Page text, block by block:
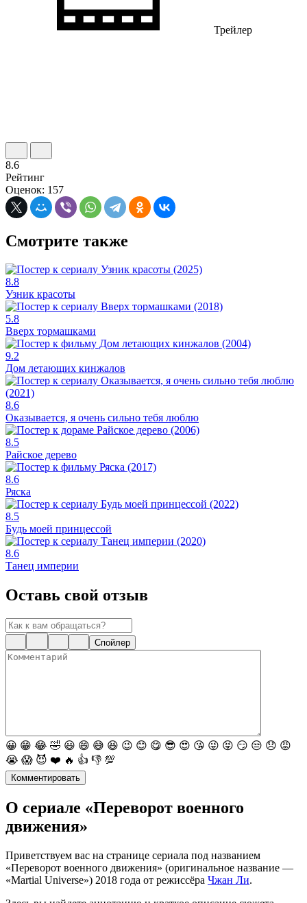
Трейлер
8.6
Рейтинг
Оценок: 157
Смотрите также
8.8
Узник красоты
5.8
Вверх тормашками
9.2
Дом летающих кинжалов
8.6
Оказывается, я очень сильно тебя люблю
8.5
Райское дерево
8.6
Ряска
8.5
Будь моей принцессой
8.6
Танец империи
Оставь свой отзыв
Спойлер
😀 😁 😂 🤣 😃 😄 😅 😆 😉 😊 😋 😎 😍 😘 😜 😝 😏 😒 😞 😡
😭 😱 😈 ❤️ 🔥 👍 👎 💯
Комментировать
О сериале «Переворот военного
движения»
Приветствуем вас на странице сериала под названием
«Переворот военного движения» (оригинальное название —
«Martial Universe») 2018 года от режиссёра Чжан Ли.